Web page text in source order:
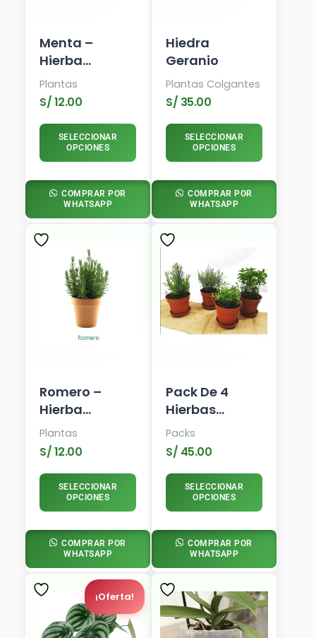
Menta –
Hierba
Aromática
Plantas
S/12.00
SELECCIONAR
OPCIONES
COMPRAR POR
WHATSAPP
Hiedra
Geranio
Plantas Colgantes
S/ 35.00
SELECCIONAR
OPCIONES
En
La
Página
De
Producto
COMPRAR POR
WHATSAPP
Romero –
Hierba
Aromática
Plantas
S/12.00
SELECCIONAR
OPCIONES
COMPRAR POR
WHATSAPP
Pack De 4
Hierbas
Aromáticas
Packs
S/ 45.00
SELECCIONAR
OPCIONES
Este
Producto
Tiene
Múltiples
Variantes.
Las
Opciones
En
La
Página
De
Producto
COMPRAR POR
WHATSAPP
¡Oferta!
El
Precio
Original
Era:
El
Precio
Actual
Es:
De
Precios:
Desde
Este
Producto
Tiene
Múltiples